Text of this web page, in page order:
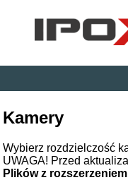
Kamery
Wybierz rozdzielczość
UWAGA! Przed
Plików z